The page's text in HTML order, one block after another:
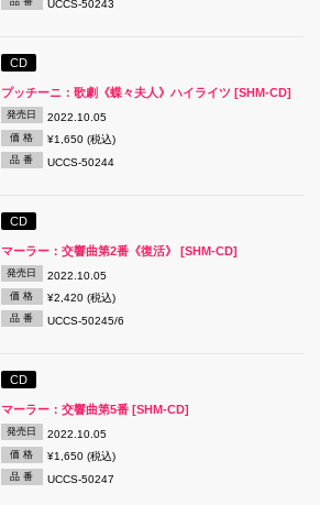
UCCS-50243
CD
プッチーニ：歌劇《蝶々夫人》ハイライツ [SHM-CD]
発売日 2022.10.05
価 格 ¥1,650 (税込)
品 番 UCCS-50244
CD
マーラー：交響曲第2番《復活》 [SHM-CD]
発売日 2022.10.05
価 格 ¥2,420 (税込)
品 番 UCCS-50245/6
CD
マーラー：交響曲第5番 [SHM-CD]
発売日 2022.10.05
価 格 ¥1,650 (税込)
品 番 UCCS-50247